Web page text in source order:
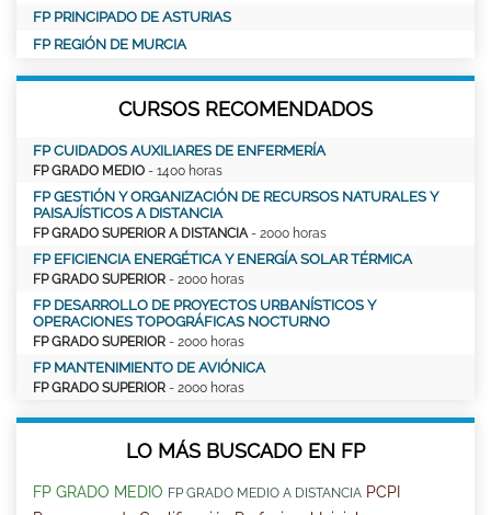
FP PRINCIPADO DE ASTURIAS
FP REGIÓN DE MURCIA
CURSOS RECOMENDADOS
FP CUIDADOS AUXILIARES DE ENFERMERÍA
FP GRADO MEDIO - 1400 horas
FP GESTIÓN Y ORGANIZACIÓN DE RECURSOS NATURALES Y
PAISAJÍSTICOS A DISTANCIA
FP GRADO SUPERIOR A DISTANCIA- 2000 horas
FP EFICIENCIA ENERGÉTICA Y ENERGÍA SOLAR TÉRMICA
FP GRADO SUPERIOR - 2000 horas
FP DESARROLLO DE PROYECTOS URBANÍSTICOS Y
OPERACIONES TOPOGRÁFICAS NOCTURNO
FP GRADO SUPERIOR - 2000 horas
FP MANTENIMIENTO DE AVIÓNICA
FP GRADO SUPERIOR - 2000 horas
LO MÁS BUSCADO EN FP
FP GRADO MEDIO FP GRADO MEDIO A DISTANCIA PCPI